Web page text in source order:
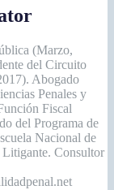
(Marzo,
del Circuito
Abogado
Penales y
Fiscal
del Programa de
Nacional de
Consultor